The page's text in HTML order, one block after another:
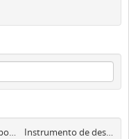
Objeto digital disponibles Instrumento de descripción